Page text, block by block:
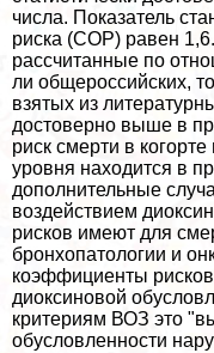
числа. Показатель
риска (СОР) равен
рассчитанные по
ли общероссийских,
взятых из
достоверно выше в
риск cмepти в
уровня находится в
дополнительные
воздействием
рисков имеют для
бронхопатологии и
коэффициенты
диоксиновой
критериям ВОЗ это
обусловленности